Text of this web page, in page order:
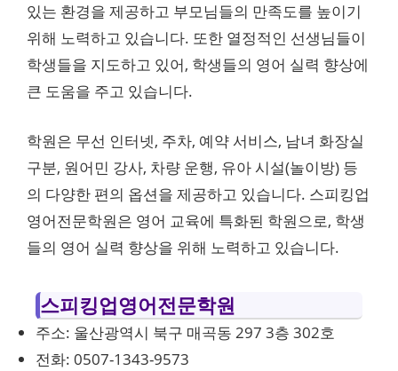
있는 환경을 제공하고 부모님들의 만족도를 높이기
위해 노력하고 있습니다. 또한 열정적인 선생님들이
학생들을 지도하고 있어, 학생들의 영어 실력 향상에
큰 도움을 주고 있습니다.
학원은 무선 인터넷, 주차, 예약 서비스, 남녀 화장실
구분, 원어민 강사, 차량 운행, 유아 시설(놀이방) 등
의 다양한 편의 옵션을 제공하고 있습니다. 스피킹업
영어전문학원은 영어 교육에 특화된 학원으로, 학생
들의 영어 실력 향상을 위해 노력하고 있습니다.
스피킹업영어전문학원
주소: 울산광역시 북구 매곡동 297 3층 302호
전화: 0507-1343-9573